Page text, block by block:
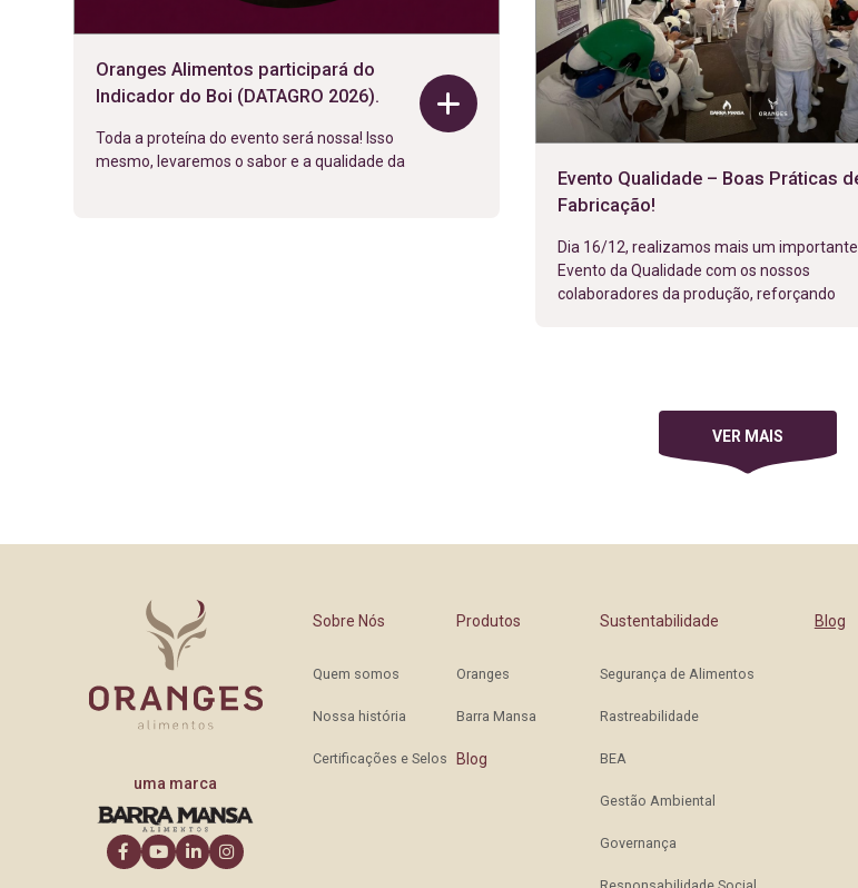
Oranges Alimentos participará do
Indicador do Boi (DATAGRO 2026).
Toda a proteína do evento será nossa! Isso
mesmo, levaremos o sabor e a qualidade da
Evento Qualidade – Boas Práticas de
Fabricação!
Dia 16/12, realizamos mais um importante
Evento da Qualidade com os nossos
colaboradores da produção, reforçando
VER MAIS
uma marca
Sobre Nós
Quem somos
Nossa história
Certificações e Selos
Produtos
Oranges
Barra Mansa
Blog
Sustentabilidade
Segurança de Alimentos
Rastreabilidade
BEA
Gestão Ambiental
Governança
Blog